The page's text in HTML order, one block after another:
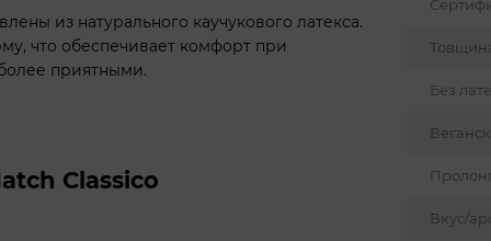
из натурального каучукового латекса.
что обеспечивает комфорт при
приятными.
Classico
Без
Вкус/